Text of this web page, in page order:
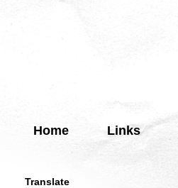
Home Links
Translate